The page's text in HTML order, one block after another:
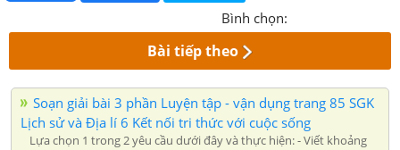
Bình chọn:
Bài tiếp theo
Soạn giải bài 3 phần Luyện tập - vận dụng trang 85 SGK
Lịch sử và Địa lí 6 Kết nối tri thức với cuộc sống
Lựa chọn 1 trong 2 yêu cầu dưới đây và thực hiện: - Viết khoảng